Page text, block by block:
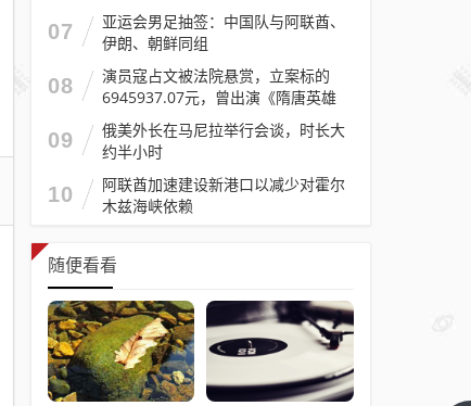
07
亚运会男足抽签：中国队与阿联酋、
伊朗、朝鲜同组
08
演员寇占文被法院悬赏，立案标的
6945937.07元，曾出演《隋唐英雄
传》《逐玉》《镖人》等
09
俄美外长在马尼拉举行会谈，时长大
约半小时
10
阿联酋加速建设新港口以减少对霍尔
木兹海峡依赖
随便看看